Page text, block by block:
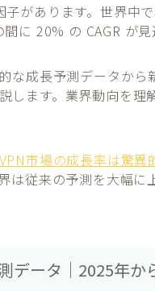
があります。世界中
に 20% の CAGR が見
な成長予測データか
します。業界動向を
VPN市場の成長率は驚
は従来の予測を大幅に
データ｜2025年か